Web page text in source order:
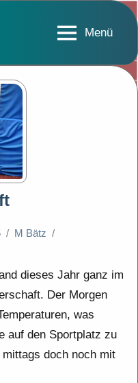
Menü
M Bätz
dieses Jahr ganz im
Der Morgen
was
auf den Sportplatz zu
doch noch mit